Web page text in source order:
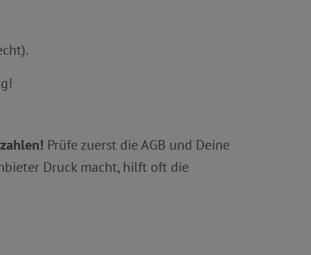
Prüfe zuerst die AGB und Deine
Druck macht, hilft oft die